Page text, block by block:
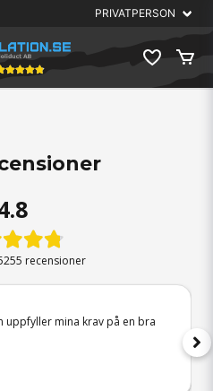
11 742 kr
QuadroDEC
recensioner
uppfyller mina krav på en bra